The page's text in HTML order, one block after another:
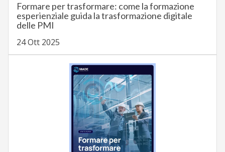
Formare per trasformare: come la formazione
esperienziale guida la trasformazione digitale
delle PMI
24 Ott 2025